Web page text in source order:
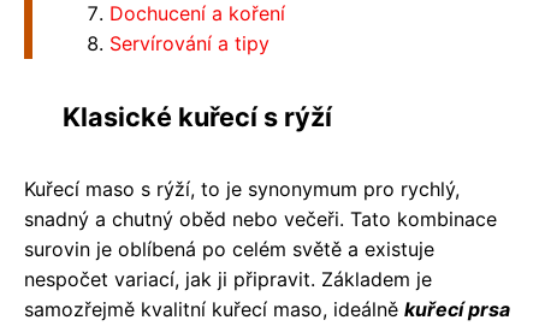
Dochucení a koření
Servírování a tipy
Klasické kuřecí s rýží
Kuřecí maso s rýží, to je synonymum pro rychlý,
snadný a chutný oběd nebo večeři. Tato kombinace
surovin je oblíbená po celém světě a existuje
nespočet variací, jak ji připravit. Základem je
samozřejmě kvalitní kuřecí maso, ideálně kuřecí prsa